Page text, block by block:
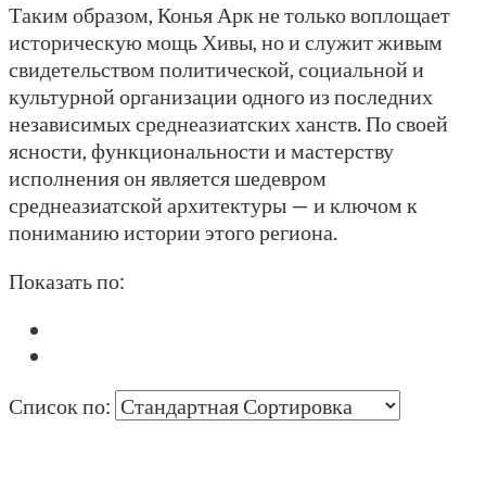
Таким образом, Конья Арк не только воплощает
историческую мощь Хивы, но и служит живым
свидетельством политической, социальной и
культурной организации одного из последних
независимых среднеазиатских ханств. По своей
ясности, функциональности и мастерству
исполнения он является шедевром
среднеазиатской архитектуры — и ключом к
пониманию истории этого региона.
Показать по:
Список по: